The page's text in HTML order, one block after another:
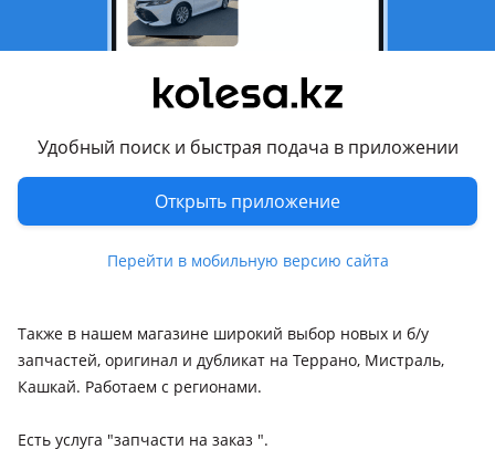
Удобный поиск и быстрая подача в приложении
Открыть приложение
Перейти в мобильную версию сайта
Nissan Pathfinder
1995 - 1999 R50, 1999 - 2004 R50 рестайлинг, 2004 - 2009 R51
1995 - 2004 R50, 1996 - 1999 R20 рестайлинг, 1996 - 2004
JR50, 1999 - 2006 R20 [2-й рестайлинг]
Комментарий продавца
В продаже имеются новые отбойнки заднего амортизатора
Также в нашем магазине широкий выбор новых и б/у
запчастей, оригинал и дубликат на Террано, Мистраль,
Кашкай. Работаем с регионами.
Есть услуга "запчасти на заказ ".